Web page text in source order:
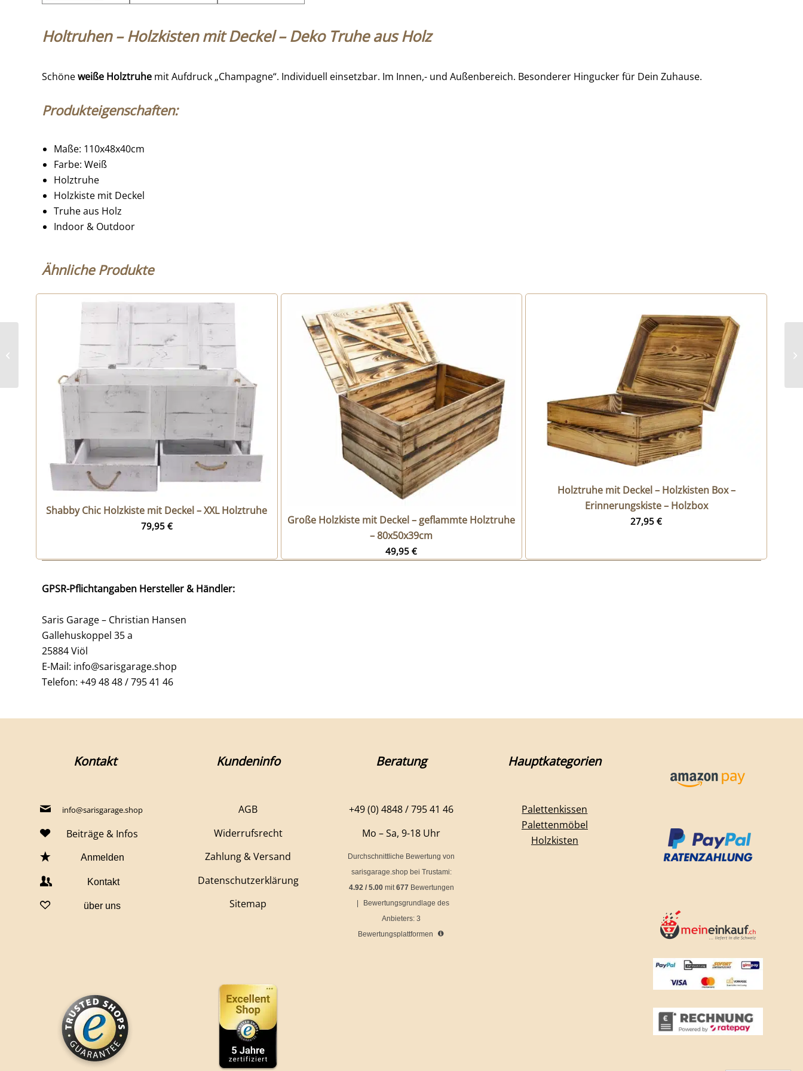
Holtruhen – Holzkisten mit Deckel – Deko Truhe aus Holz
Schöneweiße Holztruhe mit Aufdruck „Champagne“. Individuell einsetzbar. Im Innen,- und Außenbereich. Besonderer Hingucker für Dein Zuhause.
Produkteigenschaften:
Maße: 110x48x40cm
Farbe: Weiß
Holztruhe
Holzkiste mit Deckel
Truhe aus Holz
Indoor & Outdoor
Ähnliche Produkte
Shabby Chic Holzkiste mit Deckel – XXL Holztruhe
79,95 €
Große Holzkiste mit Deckel – geflammte Holztruhe
– 80x50x39cm
49,95€
Holztruhe mit Deckel – Holzkisten Box –
Erinnerungskiste – Holzbox
27,95€
GPSR-Pflichtangaben Hersteller & Händler:
Saris Garage – Christian Hansen
Gallehuskoppel 35 a
25884 Viöl
E-Mail: info@sarisgarage.shop
Telefon: +49 48 48 / 795 41 46
Kontakt
info@sarisgarage.shop
Beiträge & Infos
Anmelden
Kontakt
über uns
Kundeninfo
AGB
Widerrufsrecht
Zahlung & Versand
Datenschutzerklärung
Sitemap
Beratung
+49 (0) 4848 / 795 41 46
Mo – Sa, 9-18 Uhr
Durchschnittliche Bewertung von
sarisgarage.shop bei Trustami:
4.92/ 5.00mit677 Bewertungen
Bewertungsgrundlage des
Anbieters: 3
Bewertungsplattformen
Hauptkategorien
Palettenkissen
Palettenmöbel
Holzkisten
Holzkiste mit Deckel –
Holztruhe – 5er Set –